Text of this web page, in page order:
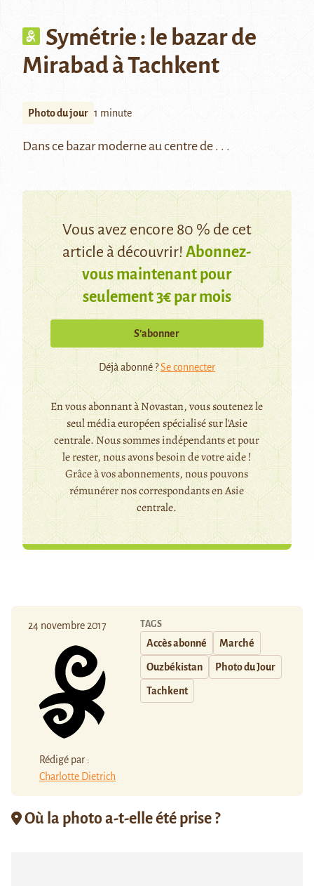
Symétrie : le bazar de
Mirabad à Tachkent
Photo du jour 1 minute
Dans ce bazar moderne au centre de . . .
Vous avez encore 80 % de cet
article à découvrir!Abonnez-
vous maintenant pour
seulement 3€ par mois
S’abonner
Déjà abonné ?Se connecter
En vous abonnant à Novastan, vous soutenez le
seul média européen spécialisé sur l'Asie
centrale. Nous sommes indépendants et pour
le rester, nous avons besoin de votre aide !
Grâce à vos abonnements, nous pouvons
rémunérer nos correspondants en Asie
centrale.
24 novembre 2017
Rédigé par :
Charlotte Dietrich
TAGS
Accès abonné Marché
Ouzbékistan Photo du Jour
Tachkent
Où la photo a-t-elle été prise ?